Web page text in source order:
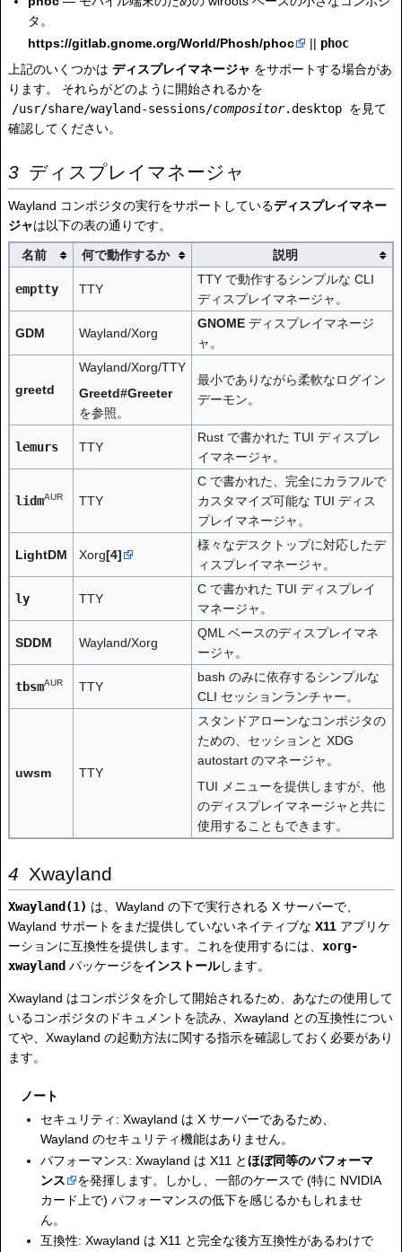
タ。
https://gitlab.gnome.org/World/Phosh/phoc
|| phoc
上記のいくつかは ディスプレイマネージャ をサポートする場合があ
ります。 それらがどのように開始されるかを
/usr/share/wayland-sessions/compositor.desktop を見て
確認してください。
ディスプレイマネージャ
Wayland コンポジタの実行をサポートしているディスプレイマネー
ジャは以下の表の通りです。
名前 何で動作するか 説明
emptty TTY
TTY で動作するシンプルな CLI
ディスプレイマネージャ。
GDM Wayland/Xorg
GNOMEディスプレイマネージ
ャ。
greetd
Wayland/Xorg/TTY
Greetd#Greeter
を参照。
最小でありながら柔軟なログイン
デーモン。
lemurs TTY
Rust で書かれた TUI ディスプレ
イマネージャ。
lidmAUR TTY
C で書かれた、完全にカラフルで
カスタマイズ可能な TUI ディス
プレイマネージャ。
LightDM Xorg[4]
様々なデスクトップに対応したデ
ィスプレイマネージャ。
ly TTY
C で書かれた TUI ディスプレイ
マネージャ。
SDDM Wayland/Xorg
QML ベースのディスプレイマネ
ージャ。
tbsmAUR TTY
bash のみに依存するシンプルな
CLI セッションランチャー。
uwsm TTY
スタンドアローンなコンポジタの
ための、セッションと XDG
autostart のマネージャ。
TUI メニューを提供しますが、他
のディスプレイマネージャと共に
使用することもできます。
Xwayland
Xwayland(1) は、Wayland の下で実行される X サーバーで、
Wayland サポートをまだ提供していないネイティブな X11 アプリケ
ーションに互換性を提供します。これを使用するには、 xorg-
xwayland パッケージをインストールします。
Xwayland はコンポジタを介して開始されるため、あなたの使用して
いるコンポジタのドキュメントを読み、Xwayland との互換性につい
てや、Xwayland の起動方法に関する指示を確認しておく必要があり
ます。
ノート
セキュリティ: Xwayland は X サーバーであるため、
Wayland のセキュリティ機能はありません。
パフォーマンス: Xwayland は X11 とほぼ同等のパフォーマ
ンス
を発揮します。しかし、一部のケースで (特に NVIDIA
カード上で) パフォーマンスの低下を感じるかもしれませ
ん。
互換性: Xwayland は X11 と完全な後方互換性があるわけで